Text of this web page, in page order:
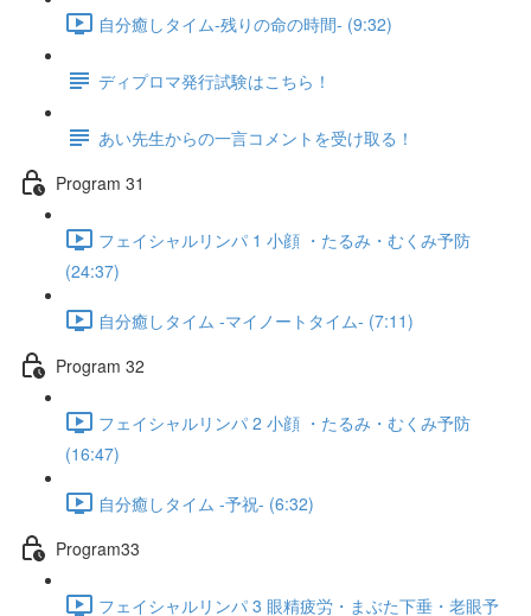
自分癒しタイム-残りの命の時間- (9:32)
ディプロマ発行試験はこちら！
あい先生からの一言コメントを受け取る！
Program 31
フェイシャルリンパ 1 小顔 ・たるみ・むくみ予防
(24:37)
自分癒しタイム -マイノートタイム- (7:11)
Program 32
フェイシャルリンパ 2 小顔 ・たるみ・むくみ予防
(16:47)
自分癒しタイム -予祝- (6:32)
Program33
フェイシャルリンパ 3 眼精疲労・まぶた下垂・老眼予